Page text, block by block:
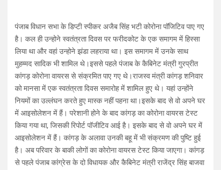
पंजाब विधान सभा के डिप्टी स्पीकर अजैब सिंह भटी कोरोना पॉजिटिव पाए गए
है। कल ही उन्होने स्वतंत्रता दिवस पर फरीदकोट के एक समागम में हिस्सा
लिया था और वहां उन्होने झंडा लहराया था। इस समागम में उनके साथ
मुहम्मद सादिक भी शामिल थे।इससे पहले पंजाब के कैबिनेट मंत्री गुरप्रीत
कांगड़ कोरोना वायरस से संक्रमित पाए गए थे।राजस्व मंत्री कांगड़ शनिवार
को मानसा में एक स्वतंत्रता दिवस समारोह में शामिल हुए थे। यहां उन्होंने
नियमों का उल्लंघन करते हुए मास्क नहीं पहना था।इसके बाद से वो अपने घर
में आइसोलेशन में हैं। परेशानी होने के बाद कांगड़ का कोरोना वायरस टेस्ट
किया गया था, जिसकी रिपोर्ट पॉजीटिव आई है। इसके बाद से वो अपने घर में
आइसोलेशन में हैं। कांगड़ के अलावा उनकी बहू में भी संक्रमण की पुष्टि हुई
है। अब परिवार के बाकी लोगों का कोरोना वायरस टेस्ट किया जाएगा। कांगड़
से पहले पंजाब कांग्रेस के दो विधायक और कैबिनेट मंत्री राजेंद्र सिंह बाजवा